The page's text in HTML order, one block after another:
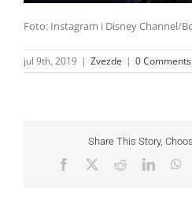
Foto: Instagram i Disney Channel/
jul 9th, 2019 | Zvezde | 0 Comments
Share This Story,
Facebook Reddit